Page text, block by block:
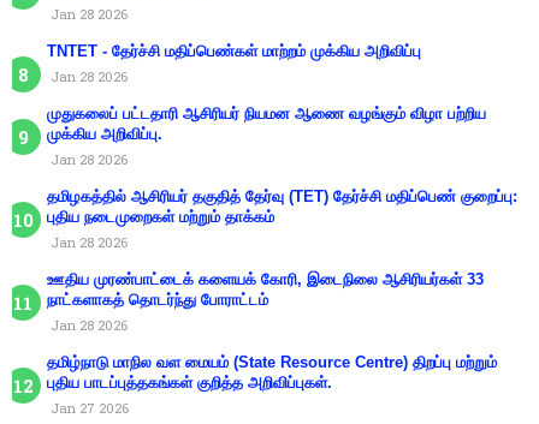
Jan 28 2026
TNTET - தேர்ச்சி மதிப்பெண்கள் மாற்றம் முக்கிய அறிவிப்பு
Jan 28 2026
முதுகலைப் பட்டதாரி ஆசிரியர் நியமன ஆணை வழங்கும் விழா பற்றிய
முக்கிய அறிவிப்பு.
Jan 28 2026
தமிழகத்தில் ஆசிரியர் தகுதித் தேர்வு (TET) தேர்ச்சி மதிப்பெண் குறைப்பு:
புதிய நடைமுறைகள் மற்றும் தாக்கம்
Jan 28 2026
ஊதிய முரண்பாட்டைக் களையக் கோரி, இடைநிலை ஆசிரியர்கள் 33
நாட்களாகத் தொடர்ந்து போராட்டம்
Jan 28 2026
தமிழ்நாடு மாநில வள மையம் (State Resource Centre) திறப்பு மற்றும்
புதிய பாடப்புத்தகங்கள் குறித்த அறிவிப்புகள்.
Jan 27 2026